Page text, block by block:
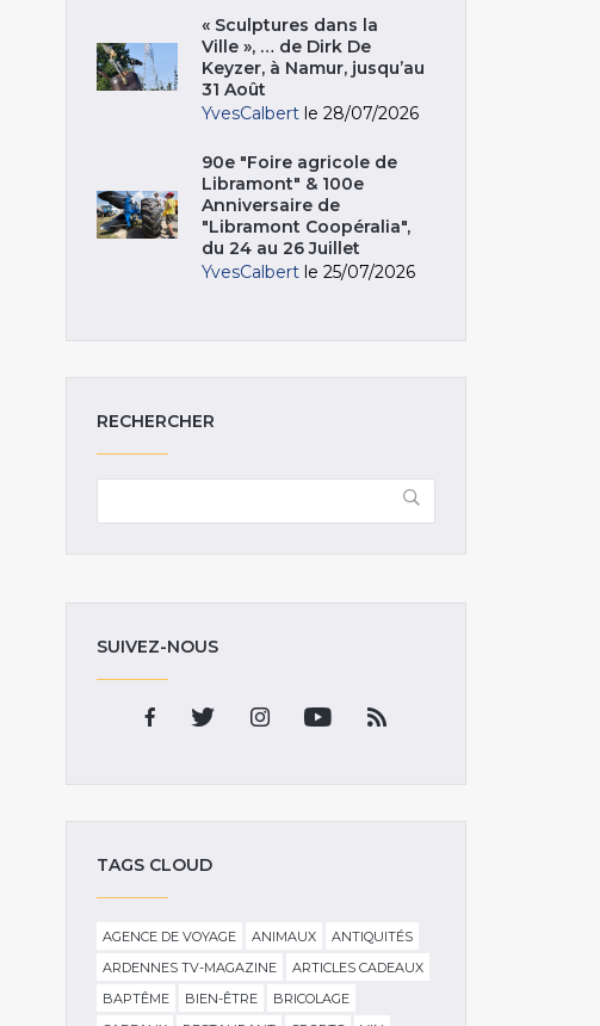
« Sculptures dans la
Ville », … de Dirk De
Keyzer, à Namur, jusqu’au
31 Août
YvesCalbert le 28/07/2026
90e "Foire agricole de
Libramont" & 100e
Anniversaire de
"Libramont Coopéralia",
du 24 au 26 Juillet
YvesCalbert le 25/07/2026
RECHERCHER
SUIVEZ-NOUS
TAGS CLOUD
AGENCE DE VOYAGE ANIMAUX
ANTIQUITÉS
ARDENNES TV-MAGAZINE
ARTICLES CADEAUX
BAPTÊME
BIEN-ÊTRE
BRICOLAGE